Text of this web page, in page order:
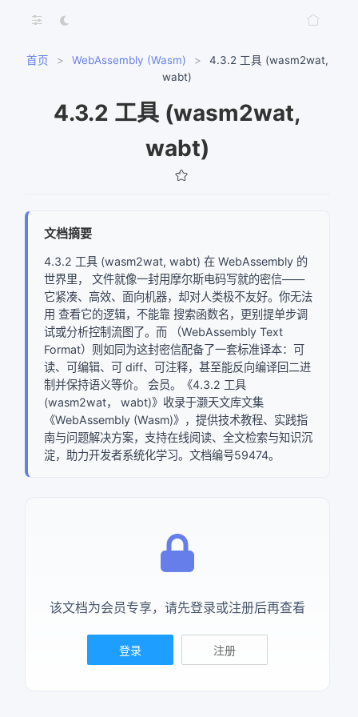
首页 > WebAssembly (Wasm) >
4.3.2 工具 (wasm2wat,
wabt)
4.3.2 工具 (wasm2wat,
wabt)
文档摘要
4.3.2 工具 (wasm2wat, wabt) 在 WebAssembly 的
世界里， 文件就像一封用摩尔斯电码写就的密信——
它紧凑、高效、面向机器，却对人类极不友好。你无法
用 查看它的逻辑，不能靠 搜索函数名，更别提单步调
试或分析控制流图了。而 （WebAssembly Text
Format）则如同为这封密信配备了一套标准译本：可
读、可编辑、可 diff、可注释，甚至能反向编译回二进
制并保持语义等价。 会员。《4.3.2 工具
(wasm2wat， wabt)》收录于灏天文库文集
《WebAssembly (Wasm)》，提供技术教程、实践指
南与问题解决方案，支持在线阅读、全文检索与知识沉
淀，助力开发者系统化学习。文档编号59474。
该文档为会员专享，请先登录或注册后再查看
登录 注册
网络错误
获取文档树失败，请稍后重试
确定
复制弹框内信息